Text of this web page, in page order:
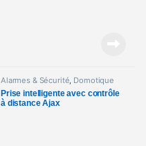
Alarmes & Sécurité, Domotique
Prise intelligente avec contrôle
à distance Ajax